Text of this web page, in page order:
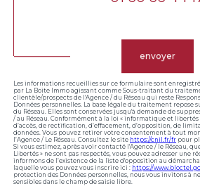
envoyer
Les informations recueillies sur ce formulaire sont
par La Boite Immo agissant comme Sous-traitant du
clientèle/prospects de l'Agence / du Réseau qui reste
Données personnelles. La base légale du traitement repose
du Réseau. Elles sont conservées jusqu'à demande de
/ au Réseau. Conformément à la loi « informatique et libertés
d’accès, de rectification, d’effacement, d’opposition, de
données. Vous pouvez retirer votre consentement à tout
l’Agence / Le Réseau. Consultez le site https://cnil.fr/fr pour
Si vous estimez, après avoir contacté l'Agence / le Réseau,
Libertés » ne sont pas respectés, vous pouvez adresser une
informons de l’existence de la liste d'opposition au
laquelle vous pouvez vous inscrire ici : https://
protection des Données personnelles, nous vous invitons à
sensibles dans le champ de saisie libre.